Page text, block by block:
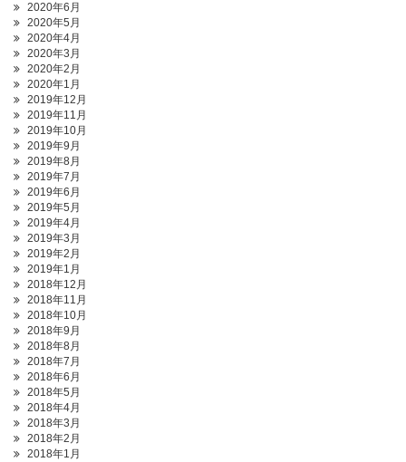
2020年6月
2020年5月
2020年4月
2020年3月
2020年2月
2020年1月
2019年12月
2019年11月
2019年10月
2019年9月
2019年8月
2019年7月
2019年6月
2019年5月
2019年4月
2019年3月
2019年2月
2019年1月
2018年12月
2018年11月
2018年10月
2018年9月
2018年8月
2018年7月
2018年6月
2018年5月
2018年4月
2018年3月
2018年2月
2018年1月